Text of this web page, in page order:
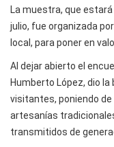
La muestra, que
julio, fue organizada
local, para poner en
Al dejar abierto el
Humberto López, dio
visitantes, poniendo
artesanías
transmitidos de